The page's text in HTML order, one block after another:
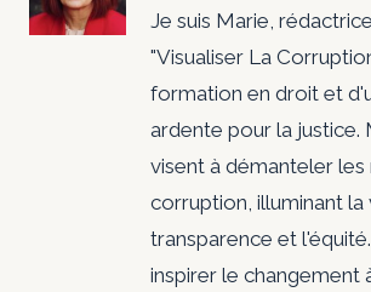
Je suis Marie,
"Visualiser La
formation en droit et
ardente pour la justice.
visent à démanteler les
corruption, illuminant la
transparence et
inspirer le changement